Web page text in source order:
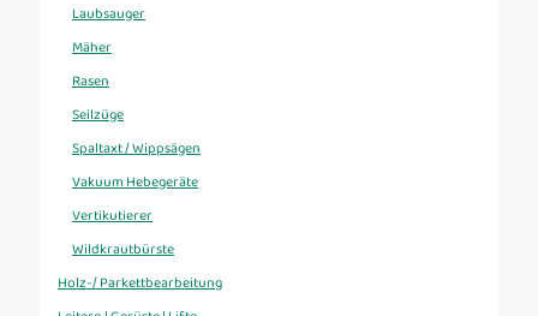
Laubsauger
Mäher
Rasen
Seilzüge
Spaltaxt / Wippsägen
Vakuum Hebegeräte
Vertikutierer
Wildkrautbürste
Holz-/ Parkettbearbeitung